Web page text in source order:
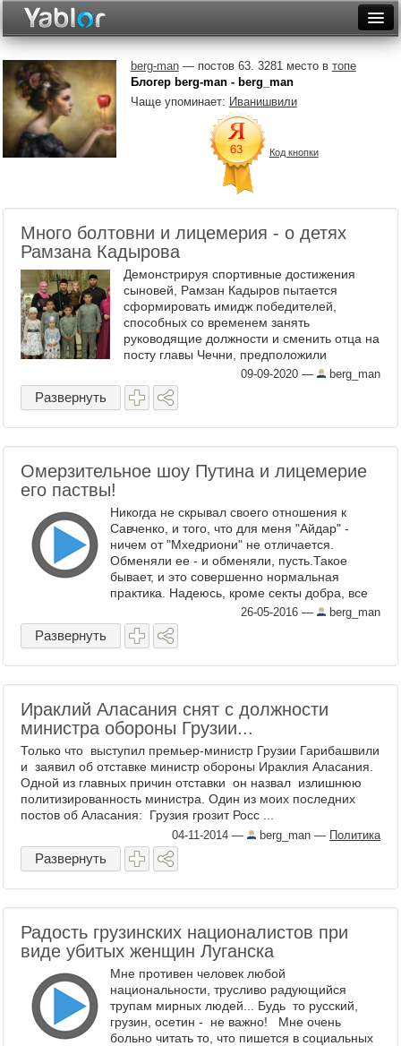
Неделя
Месяц
Рейтинги
Фототоп
berg-man— постов 63. 3281 место в топе
Блогер berg-man - berg_man
Чаще упоминает: Иванишвили
Код кнопки
Много болтовни и лицемерия - о детях
Рамзана Кадырова
Демонстрируя спортивные достижения
сыновей, Рамзан Кадыров пытается
сформировать имидж победителей,
способных со временем занять
руководящие должности и сменить отца на
посту главы Чечни, предположили
опрошенные "Кавказским узлом"
аналитики. Как писал " Кавказский узел ", 3
сентября ...
09-09-2020 — berg_man
Развернуть
Омерзительное шоу Путина и лицемерие
его паствы!
Никогда не скрывал своего отношения к
Савченко, и того, что для меня "Айдар" -
ничем от "Мхедриони" не отличается.
Обменяли ее - и обменяли, пусть.Такое
бывает, и это совершенно нормальная
практика. Надеюсь, кроме секты добра, все
очень быстро поймут, кто такая Надия и из
чего состоит. Но ...
26-05-2016 — berg_man
Развернуть
Ираклий Аласания снят с должности
министра обороны Грузии...
Только что выступил премьер-министр Грузии Гарибашвили
и заявил об отставке министр обороны Ираклия Аласания.
Одной из главных причин отставки он назвал излишнюю
политизированность министра. Один из моих последних
постов об Аласания: Грузия грозит Росс ...
04-11-2014 — berg_man — Политика
Развернуть
Радость грузинских националистов при
виде убитых женщин Луганска
Мне противен человек любой
национальности, трусливо радующийся
трупам мирных людей... Будь то русский,
грузин, осетин - не важно! Мне очень
больно читать то, что пишется в социальных